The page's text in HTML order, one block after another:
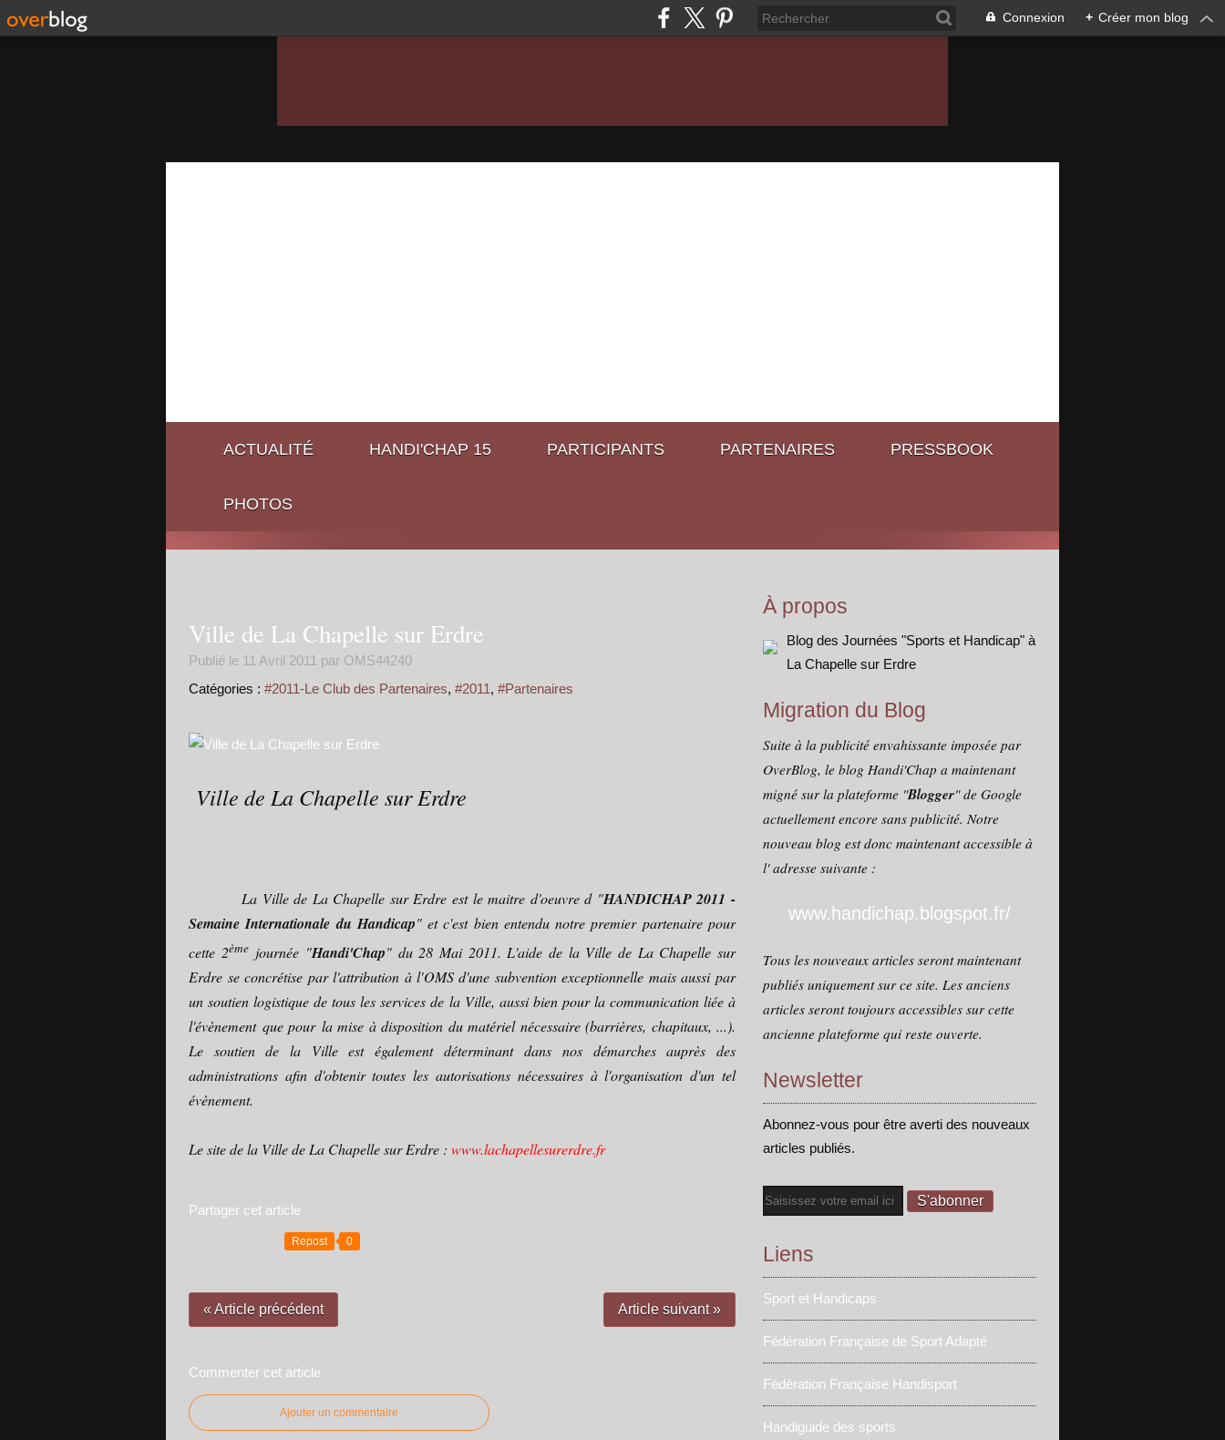
Connexion + Créer mon blog
ACTUALITÉ HANDI'CHAP 15 PARTICIPANTS PARTENAIRES PRESSBOOK
PHOTOS
Ville de La Chapelle sur Erdre
Publié le 11 Avril 2011 par OMS44240
Catégories : #2011-Le Club des Partenaires, #2011, #Partenaires
Ville de La Chapelle sur Erdre
La Ville de La Chapelle sur Erdre est le maitre d'oeuvre d "HANDICHAP 2011 -
Semaine Internationale du Handicap" et c'est bien entendu notre premier partenaire pour
cette 2èmejournée "Handi'Chap" du 28 Mai 2011. L'aide de la Ville de La Chapelle sur
Erdre se concrétise par l'attribution à l'OMS d'une subvention exceptionnelle mais aussi par
un soutien logistique de tous les services de la Ville, aussi bien pour la communication liée à
l'évènement que pour la mise à disposition du matériel nécessaire (barrières, chapitaux, ...).
Le soutien de la Ville est également déterminant dans nos démarches auprès des
administrations afin d'obtenir toutes les autorisations nécessaires à l'organisation d'un tel
évènement.
Le site de la Ville de La Chapelle sur Erdre : www.lachapellesurerdre.fr
Partager cet article
Repost 0
« Article précédent Article suivant »
Commenter cet article
Ajouter un commentaire
À propos
Blog des Journées "Sports et Handicap" à
La Chapelle sur Erdre
Migration du Blog
Suite à la publicité envahissante imposée par
OverBlog, le blog Handi'Chap a maintenant
migné sur la plateforme "Blogger" de Google
actuellement encore sans publicité. Notre
nouveau blog est donc maintenant accessible à
l' adresse suivante :
www.handichap.blogspot.fr/
Tous les nouveaux articles seront maintenant
publiés uniquement sur ce site. Les anciens
articles seront toujours accessibles sur cette
ancienne plateforme qui reste ouverte.
Newsletter
Abonnez-vous pour être averti des nouveaux
articles publiés.
Email
Liens
Sport et Handicaps
Fédération Française de Sport Adapté
Fédération Française Handisport
Handiguide des sports